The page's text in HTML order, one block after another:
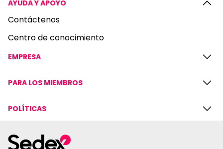
AYUDA Y APOYO
Contáctenos
Centro de conocimiento
EMPRESA
PARA LOS MIEMBROS
POLÍTICAS